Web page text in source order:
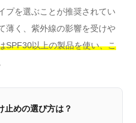
プを選ぶことが推奨されてい
薄く、紫外線の影響を受けや
SPF30以上の製品を使い、こ
止めの選び方は？